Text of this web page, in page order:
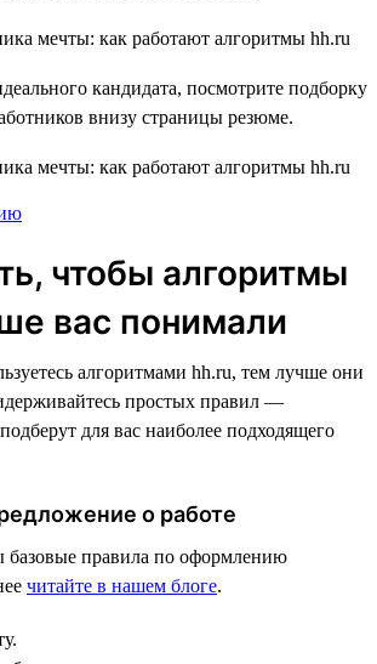
кандидата, посмотрите подборку
внизу страницы резюме.
чтобы алгоритмы
вас понимали
алгоритмами hh.ru, тем лучше они
простых правил —
для вас наиболее подходящего
о работе
правила по оформлению
читайте в нашем блоге.